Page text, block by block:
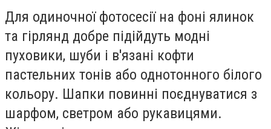
Для одиночної фотосесії на фоні ялинок
та гірлянд добре підійдуть модні
пуховики, шуби і в'язані кофти
пастельних тонів або однотонного білого
кольору. Шапки повинні поєднуватися з
шарфом, светром або рукавицями.